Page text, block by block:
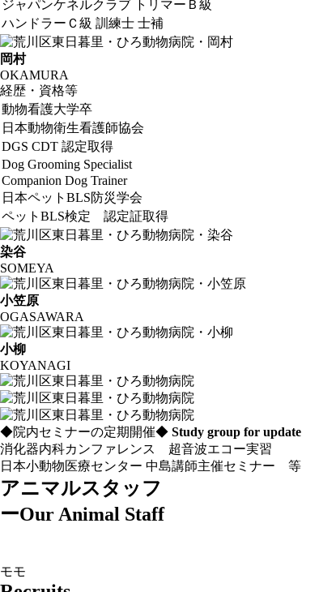
ジャパンケネルクラブ トリマーＢ級
ハンドラーＣ級 訓練士 士補
岡村
OKAMURA
経歴・資格等
動物看護大学卒
日本動物衛生看護師協会
DGS CDT 認定取得
Dog Grooming Specialist
Companion Dog Trainer
日本ペットBLS防災学会
ペットBLS検定 認定証取得
染谷
SOMEYA
小笠原
OGASAWARA
小柳
KOYANAGI
◆院内セミナーの定期開催◆ Study group for update
消化器内科カンファレンス 超音波エコー実習
日本小動物医療センター 中島講師主催セミナー 等
アニマルスタッフ
ーOur Animal Staff
モモ